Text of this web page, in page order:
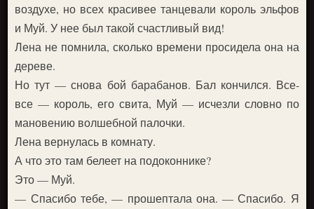
воздухе, но всех красивее танцевали король эльфов
и Муй. У нее был такой счастливый вид!
Лена не помнила, сколько времени просидела она на
дереве.
Но тут — снова бой барабанов. Бал кончился. Все-
все — король, его свита, Муй — исчезли словно по
мановению волшебной палочки.
Лена вернулась в комнату.
А что это там белеет на подоконнике?
Это — Муй.
— Спасибо тебе, — прошептала она. — Спасибо. Я